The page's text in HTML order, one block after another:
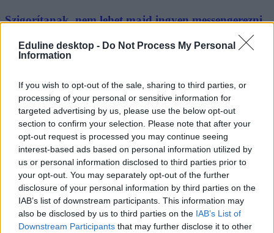
Eduline desktop - Do Not Process My Personal
Information
If you wish to opt-out of the sale, sharing to third parties, or
processing of your personal or sensitive information for
targeted advertising by us, please use the below opt-out
section to confirm your selection. Please note that after your
opt-out request is processed you may continue seeing
interest-based ads based on personal information utilized by
us or personal information disclosed to third parties prior to
your opt-out. You may separately opt-out of the further
disclosure of your personal information by third parties on the
IAB’s list of downstream participants. This information may
also be disclosed by us to third parties on the IAB’s List of
Downstream Participants that may further disclose it to other
Szigorítanak, nem lehet majd ingyen messengerezni
Korábban több üzenetküldő alkalmazást is lehetett használni
Campus life
Eduline
Nesze neked puskázás - még a mobilnetet is
lekapcsolják a vizsgák alatt
A szudáni hatóságok úgy döntöttek, lekapcsolják a mobilnet-
szolgáltatást napi három órára, hogy megakadályozzák a
puskázásokat az egyetemi felvételi vizsgákon.